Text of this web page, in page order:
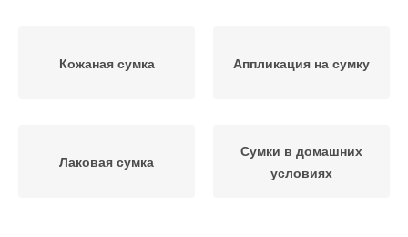
Кожаная сумка Аппликация на сумку
Лаковая сумка
Сумки в домашних
условиях